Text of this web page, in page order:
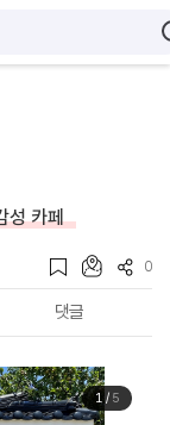
성 카페
0
댓글
1/ 5